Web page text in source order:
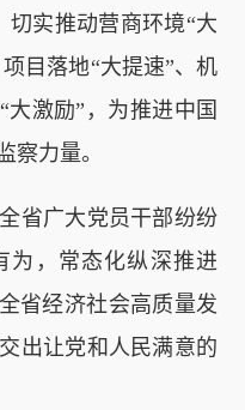
切实推动营商环境“大
目落地“大提速”、机
大激励”，为推进中国
察力量。
广大党员干部纷纷
为，常态化纵深推进
省经济社会高质量发
出让党和人民满意的